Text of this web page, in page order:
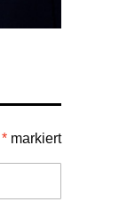
* markiert